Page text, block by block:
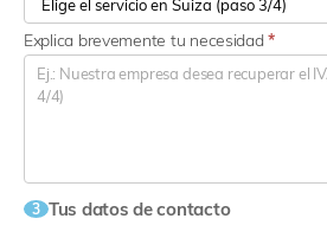
Explica brevemente tu necesidad*
3 Tus datos de contacto